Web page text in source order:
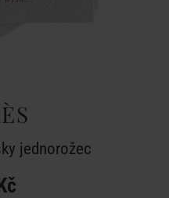
jednorožec